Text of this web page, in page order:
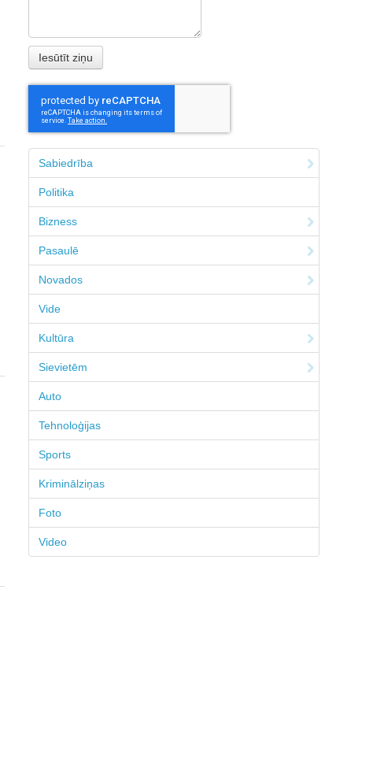
Sabiedrība
Politika
Bizness
Pasaulē
Novados
Vide
Kultūra
Sievietēm
Auto
Tehnoloģijas
Sports
Kriminālziņas
Foto
Video